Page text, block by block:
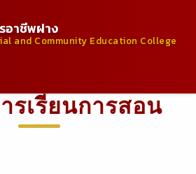
อาชีพฝาง
and Community Education College
รเรียนการสอน